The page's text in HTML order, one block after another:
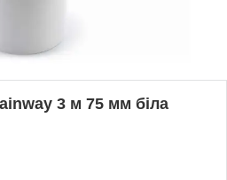
3 м 75 мм біла